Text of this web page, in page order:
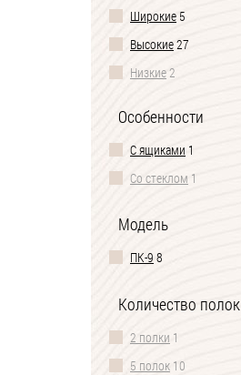
Широкие 5
Высокие27
Низкие2
Особенности
С ящиками 1
Со стеклом 1
Модель
ПК-9 8
Количество полок
2 полки 1
5 полок 10